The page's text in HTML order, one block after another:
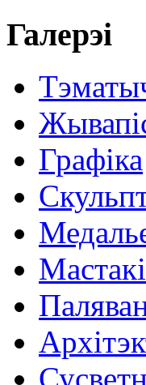
Галерэі
Графіка
Мастакі